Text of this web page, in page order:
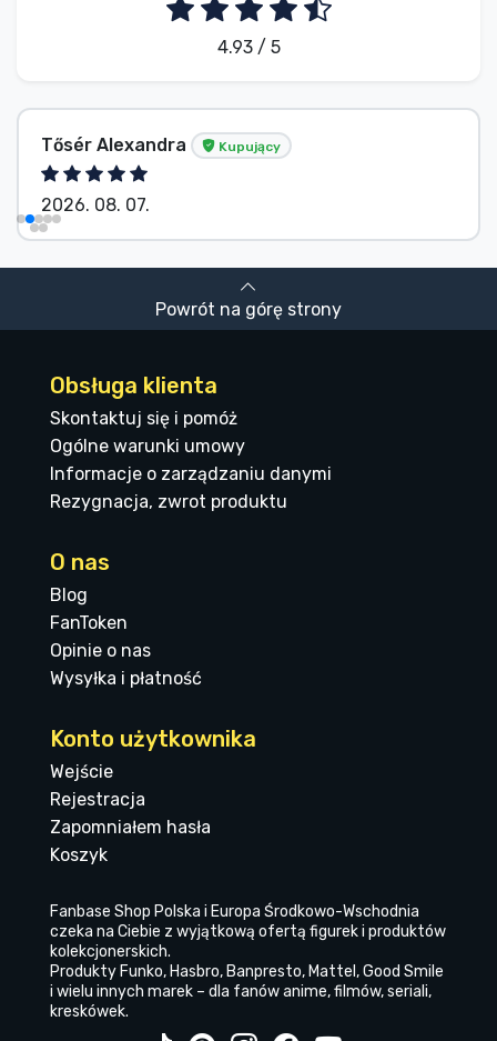
4.93 / 5
Tősér Alexandra Kupujący
2026. 08. 07.
Powrót na górę strony
Obsługa klienta
Skontaktuj się i pomóż
Ogólne warunki umowy
Informacje o zarządzaniu danymi
Rezygnacja, zwrot produktu
O nas
Blog
FanToken
Opinie o nas
Wysyłka i płatność
Konto użytkownika
Wejście
Rejestracja
Zapomniałem hasła
Koszyk
Fanbase Shop Polska i Europa Środkowo-Wschodnia
czeka na Ciebie z wyjątkową ofertą figurek i produktów
kolekcjonerskich.
Produkty Funko, Hasbro, Banpresto, Mattel, Good Smile
i wielu innych marek – dla fanów anime, filmów, seriali,
kreskówek.